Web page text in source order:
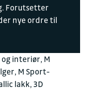
Forutsetter
nye ordre til
interiør, M
M Sport-
lakk, 3D